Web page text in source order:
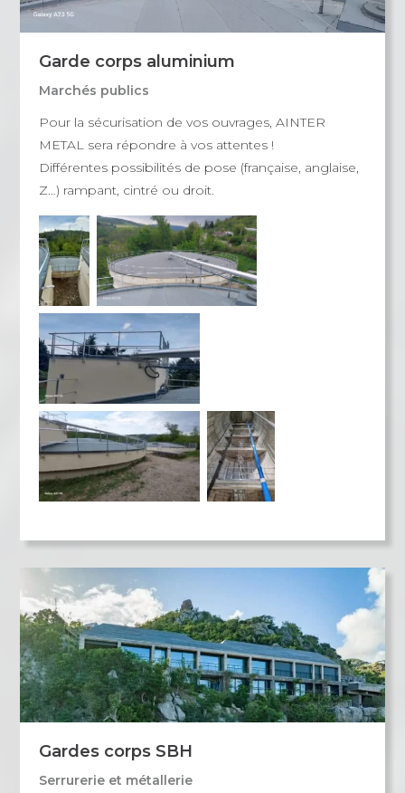
Garde corps aluminium
Marchés publics
Pour la sécurisation de vos ouvrages, AINTER
METAL sera répondre à vos attentes !
Différentes possibilités de pose (française, anglaise,
Z…) rampant, cintré ou droit.
Gardes corps SBH
Serrurerie et métallerie